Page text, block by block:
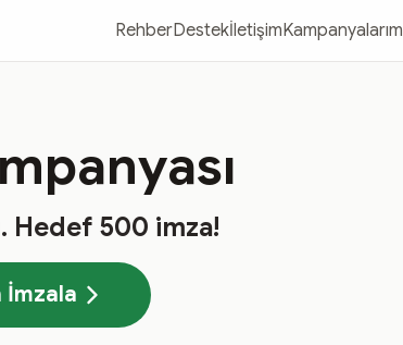
RehberDestekİletişimKampanyalarım
. Hedef 500 imza!
İmzala